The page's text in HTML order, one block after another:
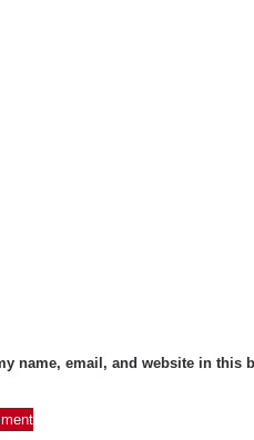
name, email, and website in this